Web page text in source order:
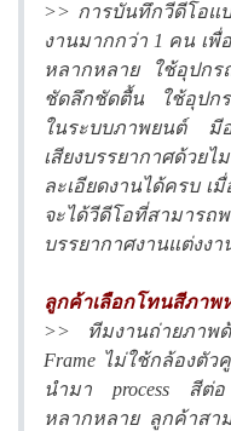
>> การบันทึกวีดีโอแบ
งานมากกว่า 1 คน เ
หลากหลาย ใช้อุปก
ชัดลึกชัดตื้น ใช้อุปกร
ในระบบภาพยนต์ มี
เสียงบรรยากาศด้
ละเอียดงานได้ครบ เ
จะได้วีดีโอที่สามาร
บรรยากาศงานแต่งงา
ลูกค้าเลือกโทนสีภาพ
>> ทีมงานถ่ายภาพ
Frame ไม่ใช้กล้องตั
นำมา process สีต่
หลากหลาย ลูกค้าสา